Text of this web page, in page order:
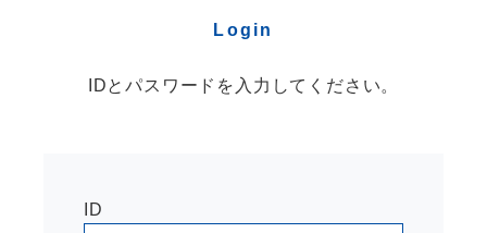
Login
IDとパスワードを入力してください。
ID